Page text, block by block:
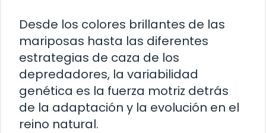
Desde los colores brillantes de las
mariposas hasta las diferentes
estrategias de caza de los
depredadores, la variabilidad
genética es la fuerza motriz detrás
de la adaptación y la evolución en el
reino natural.